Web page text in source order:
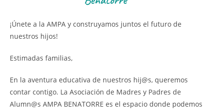
¡Únete a la AMPA y construyamos juntos el futuro de
nuestros hijos!
Estimadas familias,
En la aventura educativa de nuestros hij@s, queremos
contar contigo. La Asociación de Madres y Padres de
Alumn@s AMPA BENATORRE es el espacio donde podemos